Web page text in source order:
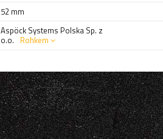
52 mm
Aspöck Systems Polska Sp. z
o.o. Rohkem